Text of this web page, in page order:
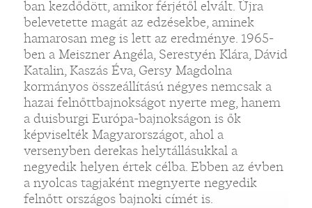
ban kezdődött, amikor férjétől elvált. Újra
belevetette magát az edzésekbe, aminek
hamarosan meg is lett az eredménye. 1965-
ben a Meiszner Angéla, Serestyén Klára, Dávid
Katalin, Kaszás Éva, Gersy Magdolna
kormányos összeállítású négyes nemcsak a
hazai felnőttbajnokságot nyerte meg, hanem
a duisburgi Európa-bajnokságon is ők
képviselték Magyarországot, ahol a
versenyben derekas helytállásukkal a
negyedik helyen értek célba. Ebben az évben
a nyolcas tagjaként megnyerte negyedik
felnőtt országos bajnoki címét is.